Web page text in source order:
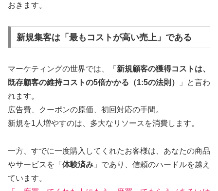
おきます。
新規集客は「最もコストが高い売上」である
マーケティングの世界では、「 新規顧客の獲得コストは、
既存顧客の維持コストの5倍かかる（1:5の法則）
」と言わ
れます。
広告費、クーポンの原価、初回対応の手間。
新規を1人増やすのは、多大なリソースを消費します。
一方、すでに一度購入してくれたお客様は、あなたの商品
やサービスを「 体験済み 」であり、信頼のハードルを越え
ています。